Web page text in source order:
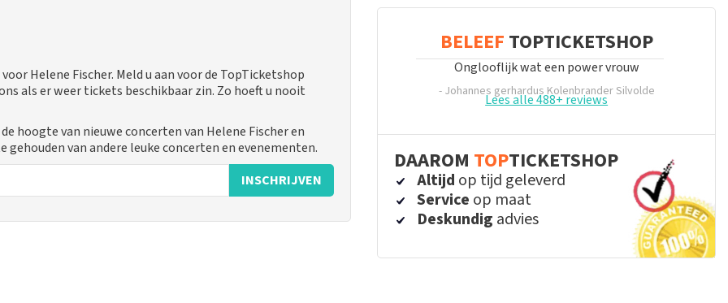
Helene Fischer. Meld u aan voor de TopTicketshop
als er weer tickets beschikbaar zin. Zo hoeft u nooit
hoogte van nieuwe concerten van Helene Fischer en
van andere leuke concerten en evenementen.
INSCHRIJVEN
BELEEF TOPTICKETSHOP
Onglooflijk wat een power vrouw
- Johannes gerhardus KolenbranderSilvolde
Lees alle 488+ reviews
DAAROM TOPTICKETSHOP
Altijd op tijd geleverd
Service op maat
Deskundig advies